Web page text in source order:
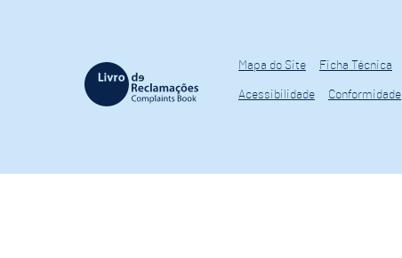
Mapa do Site Ficha Técnica
Acessibilidade Conformidade